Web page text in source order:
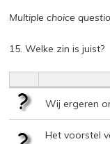
Multiple choice
15. Welke zin is juist?
Wij ergeren
Het voorstel